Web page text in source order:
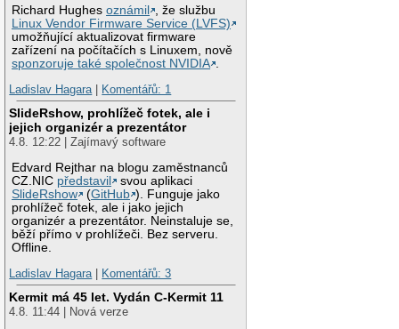
Richard Hughesoznámil
, že službu
Linux Vendor Firmware Service (LVFS)
umožňující aktualizovat firmware
zařízení na počítačích s Linuxem, nově
sponzoruje také společnost NVIDIA
Ladislav Hagara| Komentářů: 1
SlideRshow, prohlížeč fotek, ale i
jejich organizér a prezentátor
4.8. 12:22 | Zajímavý software
Edvard Rejthar na blogu zaměstnanců
CZ.NIC představil
svou aplikaci
SlideRshow
(GitHub ). Funguje jako
prohlížeč fotek, ale i jako jejich
organizér a prezentátor. Neinstaluje se,
běží přímo v prohlížeči. Bez serveru.
Offline.
Ladislav Hagara| Komentářů: 3
Kermit má 45 let. Vydán C-Kermit 11
4.8. 11:44 | Nová verze